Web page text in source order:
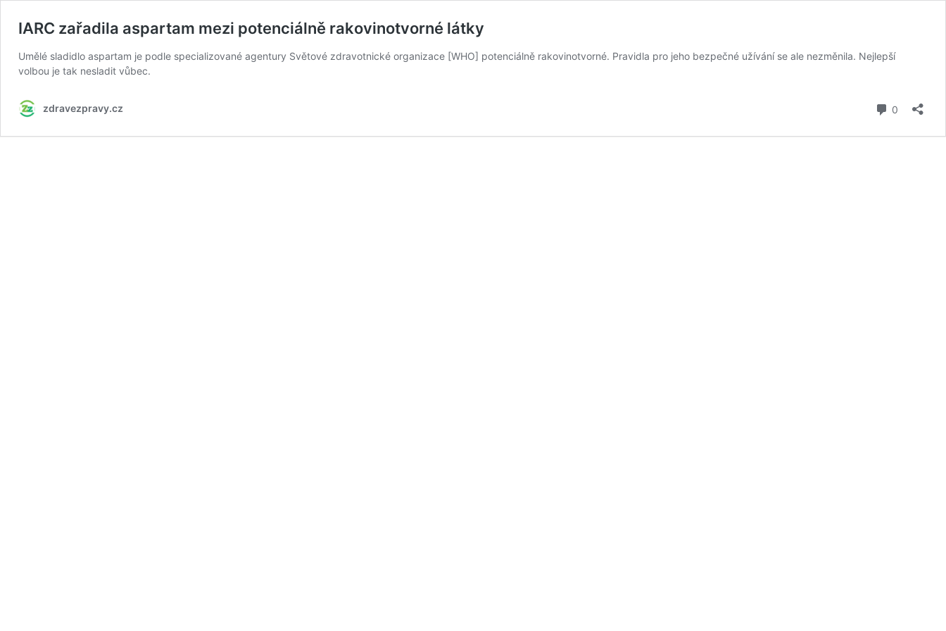
IARC zařadila aspartam mezi potenciálně rakovinotvorné látky
Umělé sladidlo aspartam je podle specializované agentury Světové zdravotnické organizace [WHO] potenciálně rakovinotvorné. Pravidla pro jeho bezpečné užívání se ale nezměnila. Nejlepší
volbou je tak nesladit vůbec.
zdravezpravy.cz 0 komentářů